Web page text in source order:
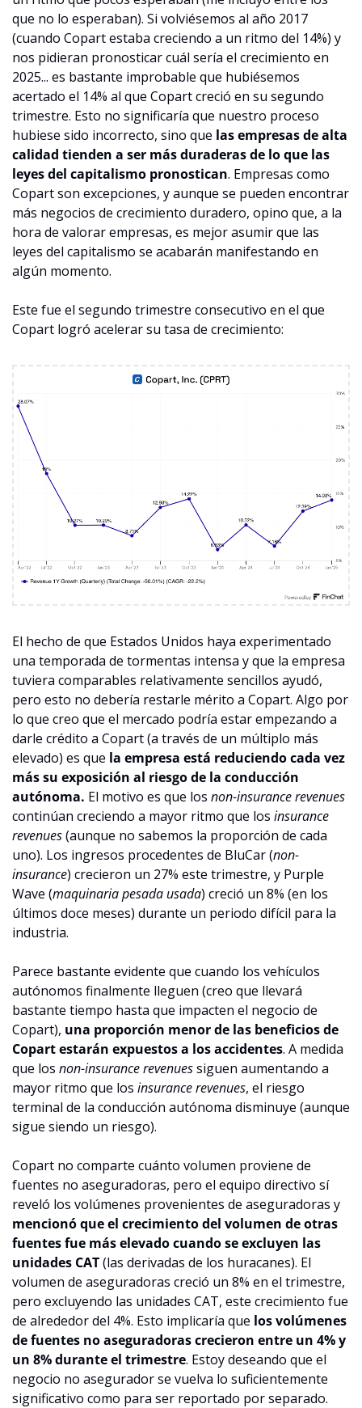
que no lo esperaban). Si volviésemos al año 2017
(cuando Copart estaba creciendo a un ritmo del 14%) y
nos pidieran pronosticar cuál sería el crecimiento en
2025... es bastante improbable que hubiésemos
acertado el 14% al que Copart creció en su segundo
trimestre. Esto no significaría que nuestro proceso
hubiese sido incorrecto, sino que las empresas de alta
calidad tienden a ser más duraderas de lo que las
leyes del capitalismo pronostican. Empresas como
Copart son excepciones, y aunque se pueden encontrar
más negocios de crecimiento duradero, opino que, a la
hora de valorar empresas, es mejor asumir que las
leyes del capitalismo se acabarán manifestando en
algún momento.
Este fue el segundo trimestre consecutivo en el que
Copart logró acelerar su tasa de crecimiento:
El hecho de que Estados Unidos haya experimentado
una temporada de tormentas intensa y que la empresa
tuviera comparables relativamente sencillos ayudó,
pero esto no debería restarle mérito a Copart. Algo por
lo que creo que el mercado podría estar empezando a
darle crédito a Copart (a través de un múltiplo más
elevado) es que la empresa está reduciendo cada vez
más su exposición al riesgo de la conducción
autónoma. El motivo es que los non-insurance revenues
continúan creciendo a mayor ritmo que los insurance
revenues (aunque no sabemos la proporción de cada
uno). Los ingresos procedentes de BluCar (non-
insurance) crecieron un 27% este trimestre, y Purple
Wave (maquinaria pesada usada) creció un 8% (en los
últimos doce meses) durante un periodo difícil para la
industria.
Parece bastante evidente que cuando los vehículos
autónomos finalmente lleguen (creo que llevará
bastante tiempo hasta que impacten el negocio de
Copart), una proporción menor de las beneficios de
Copart estarán expuestos a los accidentes. A medida
que los non-insurance revenues siguen aumentando a
mayor ritmo que los insurance revenues, el riesgo
terminal de la conducción autónoma disminuye (aunque
sigue siendo un riesgo).
Copart no comparte cuánto volumen proviene de
fuentes no aseguradoras, pero el equipo directivo sí
mencionó que el crecimiento del volumen de otras
fuentes fue más elevado cuando se excluyen las
unidades CAT (las derivadas de los huracanes). El
volumen de aseguradoras creció un 8% en el trimestre,
pero excluyendo las unidades CAT, este crecimiento fue
de alrededor del 4%. Esto implicaría que los volúmenes
de fuentes no aseguradoras crecieron entre un 4% y
un 8% durante el trimestre. Estoy deseando que el
negocio no asegurador se vuelva lo suficientemente
significativo como para ser reportado por separado.